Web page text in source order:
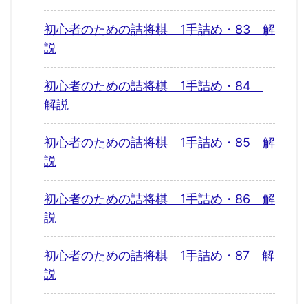
初心者のための詰将棋 1手詰め・83 解
説
初心者のための詰将棋 1手詰め・84
解説
初心者のための詰将棋 1手詰め・85 解
説
初心者のための詰将棋 1手詰め・86 解
説
初心者のための詰将棋 1手詰め・87 解
説